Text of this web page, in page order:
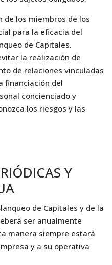
de los miembros de los
para la eficacia del
de Capitales.
la realización de
de relaciones vinculadas
financiación del
concienciado y
los riesgos y las
Y
de Capitales y de la
ser anualmente
manera siempre estará
y a su operativa